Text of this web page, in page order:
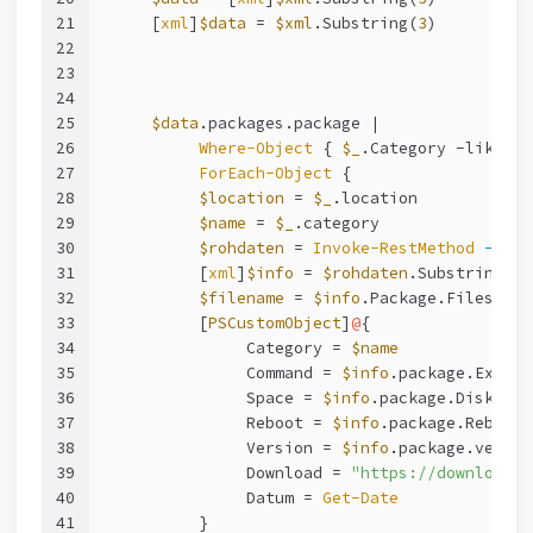
21
22
23
24
25
26
27
28
29
30
31
32
33
34
35
36
37
38
39
40
41
     [
xml] $data = $xml .Substring(3)
$data .packages.package |
Where-Object { $_ .Category -like
ForEach-Object {
$location = $_
.location
$name = $_
.category
$rohdaten = Invoke-RestMethod -Uri
          [
xml] $info = $rohdaten .Substring(
$filename = $info
          [
PSCustomObject] @{
               Category =
$name
               Command =
$info
               Space =
$info
               Reboot =
$info
               Version =
$info
               Download =
"https://
               Datum =
Get-Date
          }